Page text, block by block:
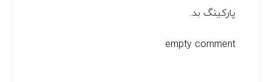
پارکینگ بد.
empty comment